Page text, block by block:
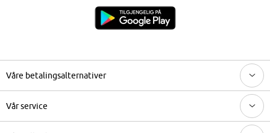
Våre betalingsalternativer
Vår service